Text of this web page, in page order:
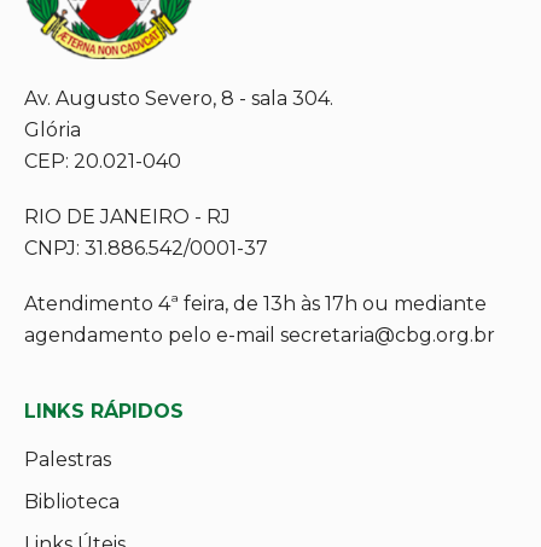
Av. Augusto Severo, 8 - sala 304.
Glória
CEP: 20.021-040
RIO DE JANEIRO - RJ
CNPJ: 31.886.542/0001-37
Atendimento 4ª feira, de 13h às 17h ou mediante
agendamento pelo e-mail secretaria@cbg.org.br
LINKS RÁPIDOS
Palestras
Biblioteca